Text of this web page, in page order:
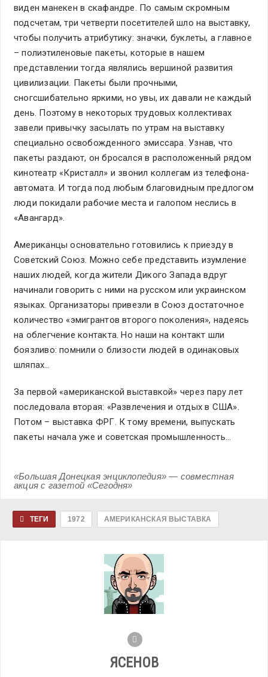
виден манекен в скафандре. По самым скромным
подсчетам, три четверти посетителей шло на выставку,
чтобы получить атрибутику: значки, буклеты, а главное
– полиэтиленовые пакеты, которые в нашем
представлении тогда являлись вершиной развития
цивилизации. Пакеты были прочными,
сногсшибательно яркими, но увы, их давали не каждый
день. Поэтому в некоторых трудовых коллективах
завели привычку засылать по утрам на выставку
специально освобожденного эмиссара. Узнав, что
пакеты раздают, он бросался в расположенный рядом
кинотеатр «Кристалл» и звонил коллегам из телефона-
автомата. И тогда под любым благовидным предлогом
люди покидали рабочие места и галопом неслись в
«Авангард».
Американцы основательно готовились к приезду в
Советский Союз. Можно себе представить изумление
наших людей, когда жители Дикого Запада вдруг
начинали говорить с ними на русском или украинском
языках. Организаторы привезли в Союз достаточное
количество «эмигрантов второго поколения», надеясь
на облегчение контакта. Но наши на контакт шли
боязливо: помнили о близости людей в одинаковых
шляпах…
За первой «американской выставкой» через пару лет
последовала вторая: «Развлечения и отдых в США».
Потом – выставка ФРГ. К тому времени, выпускать
пакеты начала уже и советская промышленность…
«Большая Донецкая энциклопедия» — совместная
акция с газетой «Сегодня»
ТЕГИ 1972 АМЕРИКАНСКАЯ ВЫСТАВКА
ЯСЕНОВ